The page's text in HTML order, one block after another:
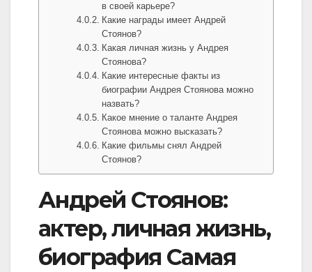
в своей карьере?
Какие награды имеет Андрей
Стоянов?
Какая личная жизнь у Андрея
Стоянова?
Какие интересные факты из
биографии Андрея Стоянова можно
назвать?
Какое мнение о таланте Андрея
Стоянова можно высказать?
Какие фильмы снял Андрей
Стоянов?
Андрей Стоянов:
актер, личная жизнь,
биография Самая